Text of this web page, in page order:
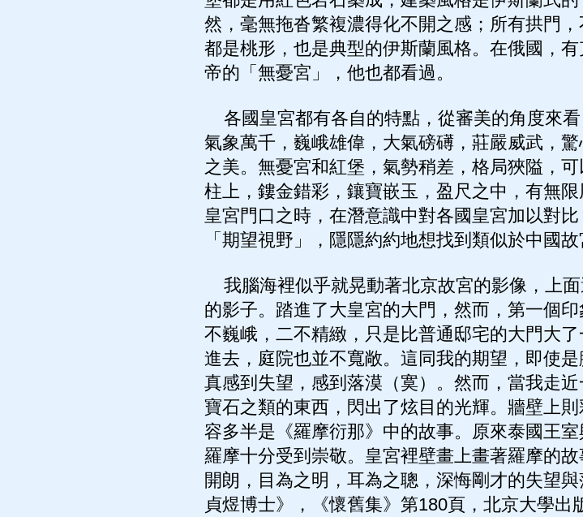
然，毫無拖沓繁複濃得化不開之感；所有拱門
都是桃形，也是典型的伊斯蘭風格。在俄國，
帝的「無憂宮」，他也都看過。
各國皇宮都有各自的特點，從審美的角度來
氣象萬千，巍峨雄偉，大氣磅礡，莊嚴威武，
之美。無憂宮和紅堡，氣勢稍差，格局狹隘，
柱上，鏤金錯彩，鑲寶嵌玉，盈尺之中，有無
皇宮門口之時，在潛意識中對各國皇宮加以對
「期望視野」，隱隱約約地想找到類似於中國故
我腦海裡似乎就晃動著北京故宮的影像，上
的影子。踏進了大皇宮的大門，然而，第一個
不巍峨，二不精緻，只是比普通邸宅的大門大
進去，庭院也並不寬敞。這同我的期望，即使
真感到失望，感到落漠（寞）。然而，當我走
寶石之類的東西，閃出了炫目的光輝。牆壁上
容多半是《羅摩衍那》中的故事。原來泰國王
羅摩十分受到崇敬。皇宮裡壁畫上畫著羅摩的
開朗，目為之明，耳為之聰，深悔剛才的失望
貞煜博士》，《懷舊集》第180頁，北京大學出